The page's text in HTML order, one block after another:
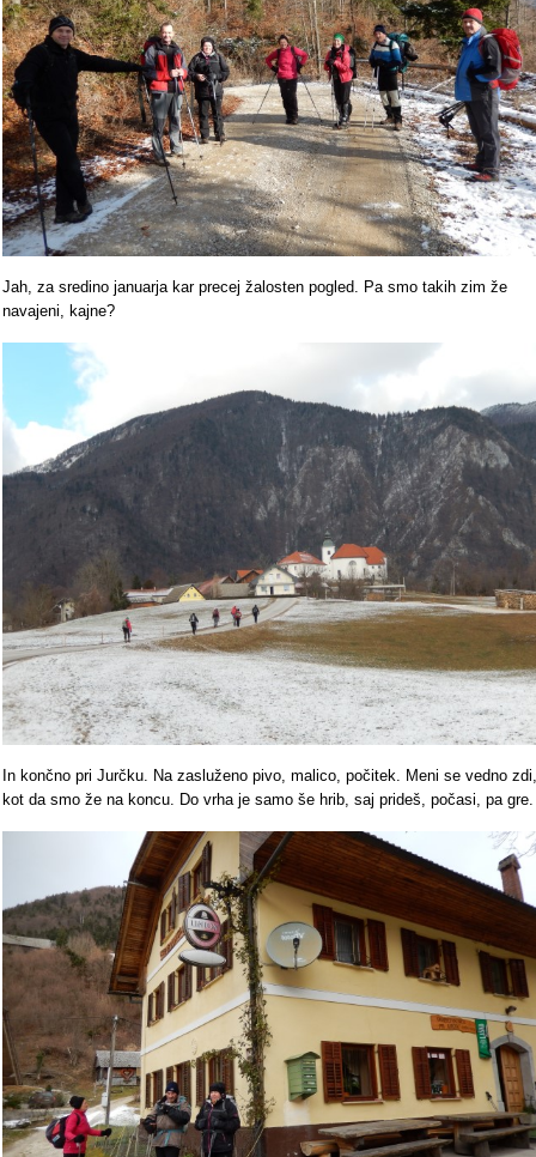
Jah, za sredino januarja kar precej žalosten pogled. Pa smo takih zim že
navajeni, kajne?
In končno pri Jurčku. Na zasluženo pivo, malico, počitek. Meni se vedno zdi,
kot da smo že na koncu. Do vrha je samo še hrib, saj prideš, počasi, pa